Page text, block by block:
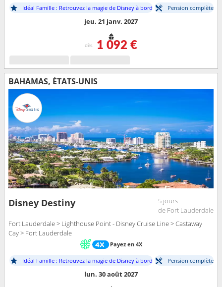
Idéal Famille : Retrouvez la magie de Disney à bord Pension complète
jeu. 21 janv. 2027
dès 1 092 €
BAHAMAS, ÉTATS-UNIS
Disney Destiny
5 jours
de Fort Lauderdale
Fort Lauderdale > Lighthouse Point - Disney Cruise Line > Castaway
Cay > Fort Lauderdale
Payez en 4X
Idéal Famille : Retrouvez la magie de Disney à bord Pension complète
lun. 30 août 2027